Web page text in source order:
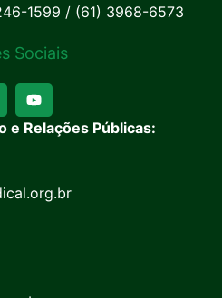
1599 / (61) 3968-6573
Sociais
e Relações Públicas: